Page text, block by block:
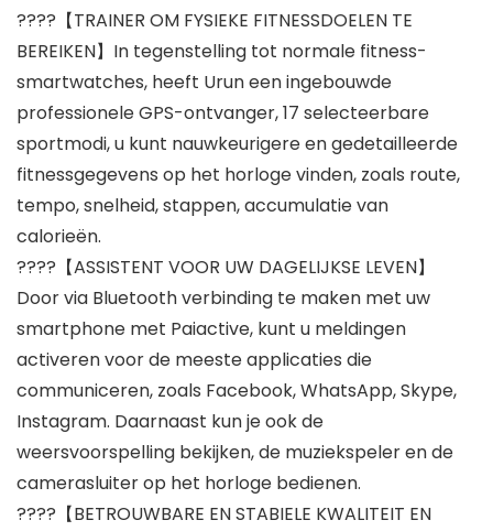
????【TRAINER OM FYSIEKE FITNESSDOELEN TE
BEREIKEN】In tegenstelling tot normale fitness-
smartwatches, heeft Urun een ingebouwde
professionele GPS-ontvanger, 17 selecteerbare
sportmodi, u kunt nauwkeurigere en gedetailleerde
fitnessgegevens op het horloge vinden, zoals route,
tempo, snelheid, stappen, accumulatie van
calorieën.
????【ASSISTENT VOOR UW DAGELIJKSE LEVEN】
Door via Bluetooth verbinding te maken met uw
smartphone met Paiactive, kunt u meldingen
activeren voor de meeste applicaties die
communiceren, zoals Facebook, WhatsApp, Skype,
Instagram. Daarnaast kun je ook de
weersvoorspelling bekijken, de muziekspeler en de
camerasluiter op het horloge bedienen.
????【BETROUWBARE EN STABIELE KWALITEIT EN